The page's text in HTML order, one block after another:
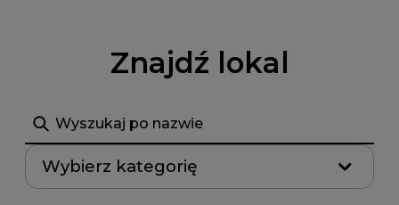
Znajdź lokal
Szukaj
Wybierz kategorię